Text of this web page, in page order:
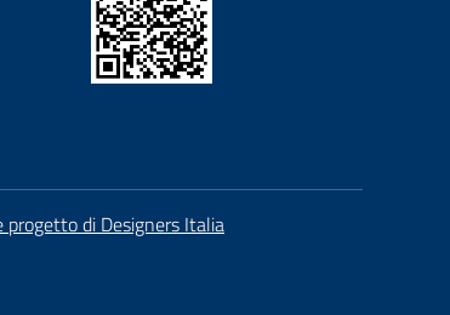
progetto di Designers Italia